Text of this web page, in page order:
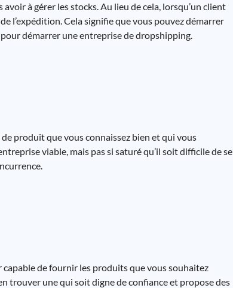
à gérer les stocks. Au lieu de cela, lorsqu’un client
l’expédition. Cela signifie que vous pouvez démarrer
démarrer une entreprise de dropshipping.
produit que vous connaissez bien et qui vous
viable, mais pas si saturé qu’il soit difficile de se
de fournir les produits que vous souhaitez
trouver une qui soit digne de confiance et propose des